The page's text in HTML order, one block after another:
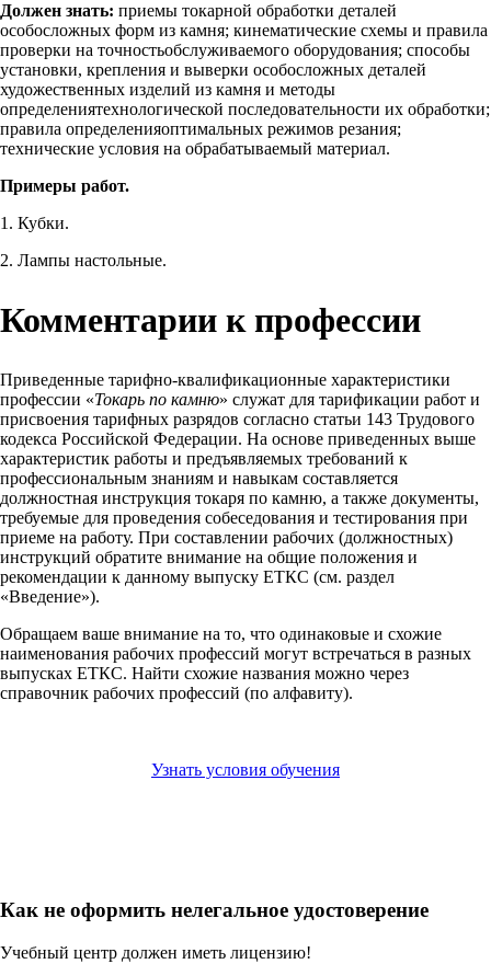
Должен знать: приемы токарной обработки деталей
особосложных форм из камня; кинематические схемы и правила
проверки на точностьобслуживаемого оборудования; способы
установки, крепления и выверки особосложных деталей
художественных изделий из камня и методы
определениятехнологической последовательности их обработки;
правила определенияоптимальных режимов резания;
технические условия на обрабатываемый материал.
Примеры работ.
1. Кубки.
2. Лампы настольные.
Комментарии к профессии
Приведенные тарифно-квалификационные характеристики
профессии «Токарь по камню» служат для тарификации работ и
присвоения тарифных разрядов согласно статьи 143 Трудового
кодекса Российской Федерации. На основе приведенных выше
характеристик работы и предъявляемых требований к
профессиональным знаниям и навыкам составляется
должностная инструкция токаря по камню, а также документы,
требуемые для проведения собеседования и тестирования при
приеме на работу. При составлении рабочих (должностных)
инструкций обратите внимание на общие положения и
рекомендации к данному выпуску ЕТКС (см. раздел
«Введение»).
Обращаем ваше внимание на то, что одинаковые и схожие
наименования рабочих профессий могут встречаться в разных
выпусках ЕТКС. Найти схожие названия можно через
справочник рабочих профессий (по алфавиту).
Узнать условия обучения
Как не оформить нелегальное удостоверение
Учебный центр должен иметь лицензию!